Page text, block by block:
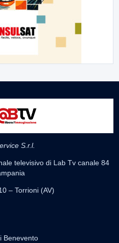
S.r.l.
televisivo di Lab Tv canale 84
– Torrioni (AV)
Benevento